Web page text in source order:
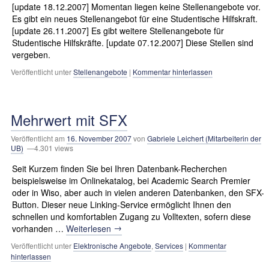
[update 18.12.2007] Momentan liegen keine Stellenangebote vor.
Es gibt ein neues Stellenangebot für eine Studentische Hilfskraft.
[update 26.11.2007] Es gibt weitere Stellenangebote für
Studentische Hilfskräfte. [update 07.12.2007] Diese Stellen sind
vergeben.
Veröffentlicht unterStellenangebote | Kommentar hinterlassen
Mehrwert mit SFX
Veröffentlicht am 16. November 2007von Gabriele Leichert (Mitarbeiterin der
UB) —4.301 views
Seit Kurzem finden Sie bei Ihren Datenbank-Recherchen
beispielsweise im Onlinekatalog, bei Academic Search Premier
oder in Wiso, aber auch in vielen anderen Datenbanken, den SFX-
Button. Dieser neue Linking-Service ermöglicht Ihnen den
schnellen und komfortablen Zugang zu Volltexten, sofern diese
vorhanden … Weiterlesen →
Veröffentlicht unter Elektronische Angebote, Services | Kommentar
hinterlassen